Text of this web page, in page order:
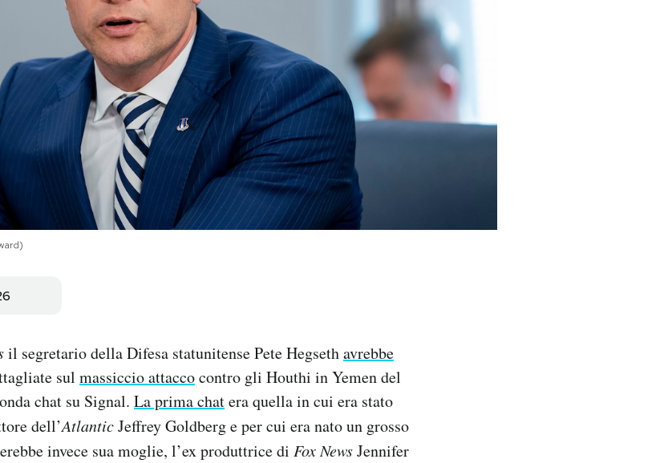
il segretario della Difesa statunitense Pete Hegsethavrebbe
sul massiccio attaccocontro gli Houthi in Yemen del
chat su Signal. La prima chatera quella in cui era stato
dell’AtlanticJeffrey Goldberg e per cui era nato un grosso
invece sua moglie, l’ex produttrice di Fox NewsJennifer